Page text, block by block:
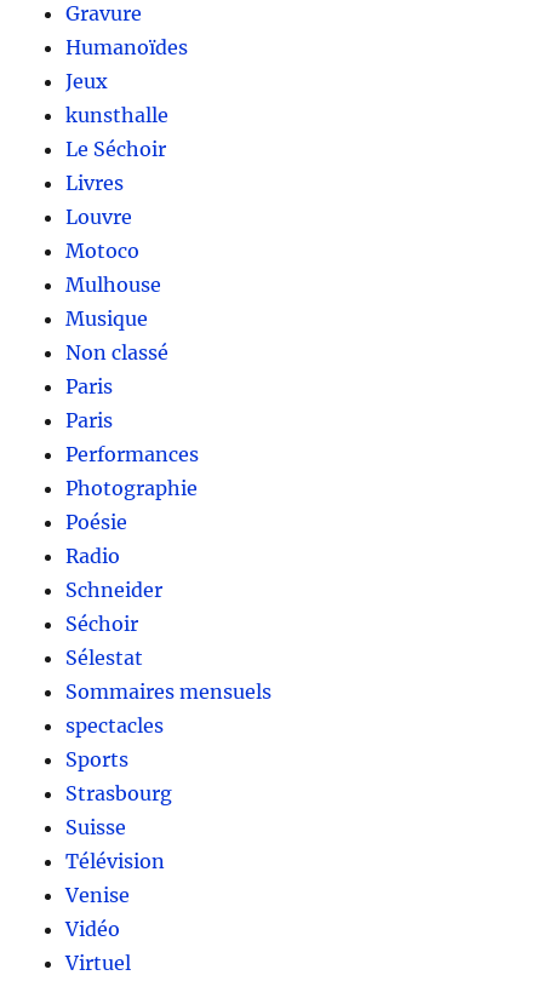
Gravure
Humanoïdes
Jeux
kunsthalle
Le Séchoir
Livres
Louvre
Motoco
Mulhouse
Musique
Non classé
Paris
Paris
Performances
Photographie
Poésie
Radio
Schneider
Séchoir
Sélestat
Sommaires mensuels
spectacles
Sports
Strasbourg
Suisse
Télévision
Venise
Vidéo
Virtuel